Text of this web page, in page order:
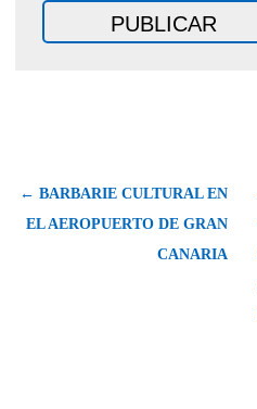
← BARBARIE CULTURAL EN
EL AEROPUERTO DE GRAN
CANARIA